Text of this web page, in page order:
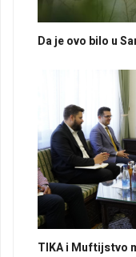
Da je ovo bilo u
TIKA i Muftijstvo